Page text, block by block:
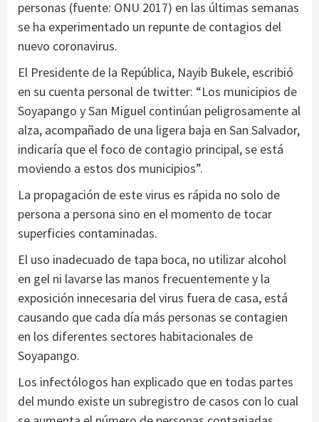
personas (fuente: ONU 2017) en las últimas semanas
se ha experimentado un repunte de contagios del
nuevo coronavirus.
El Presidente de la República, Nayib Bukele, escribió
en su cuenta personal de twitter: “Los municipios de
Soyapango y San Miguel continúan peligrosamente al
alza, acompañado de una ligera baja en San Salvador,
indicaría que el foco de contagio principal, se está
moviendo a estos dos municipios”.
La propagación de este virus es rápida no solo de
persona a persona sino en el momento de tocar
superficies contaminadas.
El uso inadecuado de tapa boca, no utilizar alcohol
en gel ni lavarse las manos frecuentemente y la
exposición innecesaria del virus fuera de casa, está
causando que cada día más personas se contagien
en los diferentes sectores habitacionales de
Soyapango.
Los infectólogos han explicado que en todas partes
del mundo existe un subregistro de casos con lo cual